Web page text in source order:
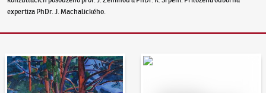
expertiza PhDr. J. Machalického.
Aukční den 95 Dražit online - Artslimit